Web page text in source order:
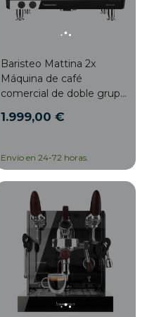
Baristeo Mattina 2x
Máquina de café
comercial de doble grupo:
bomba rotatoria de 9
control PID para hasta 4
cafés perfectos con
precisión profesional.
1.999,00 €
Envío en 24-72 horas.